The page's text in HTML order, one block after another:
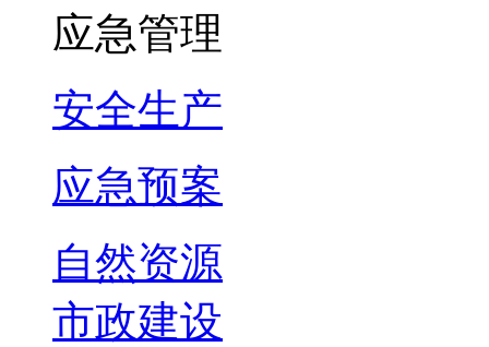
应急管理
安全生产
应急预案
自然资源
市政建设